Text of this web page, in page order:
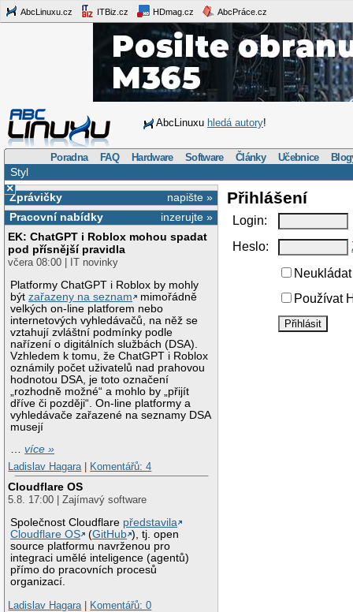
AbcLinuxu.cz ITBiz.cz HDmag.cz AbcPráce.cz
AbcLinuxu hledá autory!
Poradna FAQ Hardware Software Články Učebnice
Styl
×
napište »
Zprávičky
inzerujte »
Pracovní nabídky
EK: ChatGPT i Roblox mohou spadat
pod přísnější pravidla
včera 08:00 | IT novinky
Platformy ChatGPT i Roblox by mohly
býtzařazeny na seznam
mimořádně
velkých on-line platforem nebo
internetových vyhledávačů, na něž se
vztahují zvláštní podmínky podle
nařízení o digitálních službách (DSA).
Vzhledem k tomu, že ChatGPT i Roblox
oznámily počet uživatelů nad prahovou
hodnotou DSA, je toto označení
„rozhodně možné“ a mohlo by „přijít
dříve či později“. On-line platformy a
vyhledávače zařazené na seznamy DSA
musejí
…více »
Ladislav Hagara
Komentářů: 4
Cloudflare OS
5.8. 17:00 | Zajímavý software
Společnost Cloudflare představila
Cloudflare OS
(GitHub ), tj. open
source platformu navrženou pro
integraci umělé inteligence (agentů)
přímo do pracovních procesů
organizací.
Ladislav Hagara
Komentářů: 0
Přihlášení
Login:
Heslo:
Používat